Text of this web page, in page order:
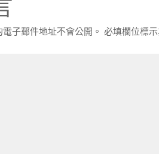
子郵件地址不會公開。 必填欄位標